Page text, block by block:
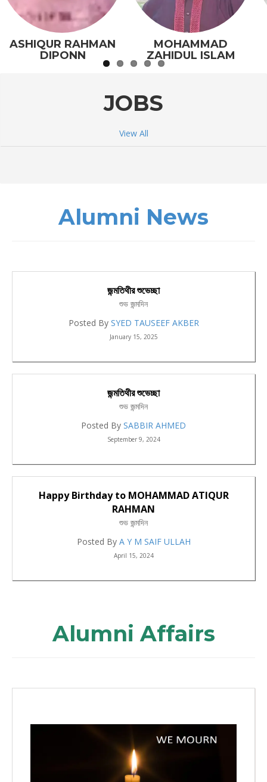
ASHIQUR RAHMAN
DIPONN
MOHAMMAD
ZAHIDUL ISLAM
জন্মতিথীর শুভেচ্ছা
শুভ জন্মদিন
SYED TAUSEEF AKBER
January 15, 2025
জন্মতিথীর শুভেচ্ছা
শুভ জন্মদিন
Posted BySABBIR AHMED
September 9, 2024
Happy Birthday to MOHAMMAD ATIQUR
RAHMAN
শুভ জন্মদিন
A Y M SAIF ULLAH
April 15, 2024